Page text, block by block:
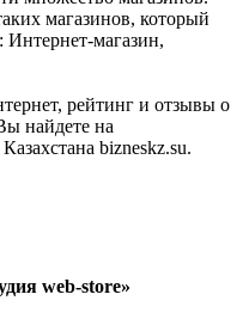
магазинов, который
Интернет-магазин,
рейтинг и отзывы о
найдете на
bizneskz.su.
web-store»